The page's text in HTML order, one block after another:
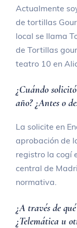
Actualmente
de tortillas
local se llama
de Tortillas
teatro 10 en
¿Cuándo
año? ¿Antes o
La solicite en
aprobación de
registro la cogí
central de
normativa.
¿A través de
¿Telemática u